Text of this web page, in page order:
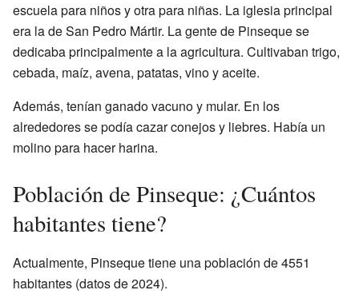
escuela para niños y otra para niñas. La iglesia principal
era la de San Pedro Mártir. La gente de Pinseque se
dedicaba principalmente a la agricultura. Cultivaban trigo,
cebada, maíz, avena, patatas, vino y aceite.
Además, tenían ganado vacuno y mular. En los
alrededores se podía cazar conejos y liebres. Había un
molino para hacer harina.
Población de Pinseque: ¿Cuántos
habitantes tiene?
Actualmente, Pinseque tiene una población de 4551
habitantes (datos de 2024).